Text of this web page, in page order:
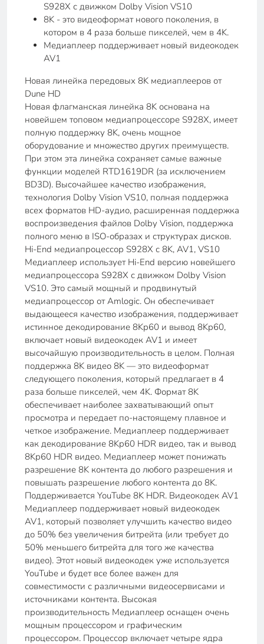
S928X с движком Dolby Vision VS10
8K - это видеоформат нового поколения, в
котором в 4 раза больше пикселей, чем в 4K.
Медиаплеер поддерживает новый видеокодек
AV1
Новая линейка передовых 8K медиаплееров от
Dune HD
Новая флагманская линейка 8K основана на
новейшем топовом медиапроцессоре S928X, имеет
полную поддержку 8K, очень мощное
оборудование и множество других преимуществ.
При этом эта линейка сохраняет самые важные
функции моделей RTD1619DR (за исключением
BD3D). Высочайшее качество изображения,
технология Dolby Vision VS10, полная поддержка
всех форматов HD-аудио, расширенная поддержка
воспроизведения файлов Dolby Vision, поддержка
полного меню в ISO-образах и структурах дисков.
Hi-End медиапроцессор S928X с 8K, AV1, VS10
Медиаплеер использует Hi-End версию новейшего
медиапроцессора S928X с движком Dolby Vision
VS10. Это самый мощный и продвинутый
медиапроцессор от Amlogic. Он обеспечивает
выдающееся качество изображения, поддерживает
истинное декодирование 8Kp60 и вывод 8Kp60,
включает новый видеокодек AV1 и имеет
высочайшую производительность в целом. Полная
поддержка 8K видео 8K — это видеоформат
следующего поколения, который предлагает в 4
раза больше пикселей, чем 4K. Формат 8K
обеспечивает наиболее захватывающий опыт
просмотра и передает по-настоящему плавное и
четкое изображение. Медиаплеер поддерживает
как декодирование 8Kp60 HDR видео, так и вывод
8Kp60 HDR видео. Медиаплеер может понижать
разрешение 8K контента до любого разрешения и
повышать разрешение любого контента до 8K.
Поддерживается YouTube 8K HDR. Видеокодек AV1
Медиаплеер поддерживает новый видеокодек
AV1, который позволяет улучшить качество видео
до 50% без увеличения битрейта (или требует до
50% меньшего битрейта для того же качества
видео). Этот новый видеокодек уже используется
YouTube и будет все более важен для
совместимости с различными видеосервисами и
источниками контента. Высокая
производительность Медиаплеер оснащен очень
мощным процессором и графическим
процессором. Процессор включает четыре ядра